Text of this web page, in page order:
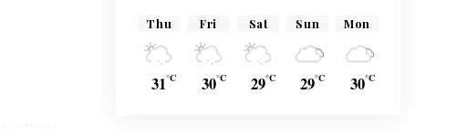
Thu
31°C
Fri
30°C
Sat
29°C
Sun
29°C
Mon
30°C